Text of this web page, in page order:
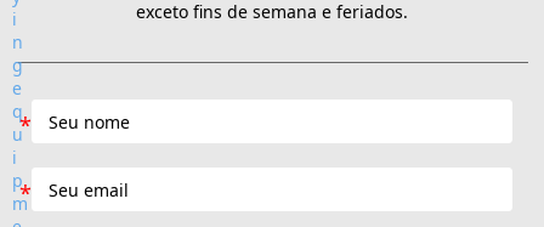
exceto fins de semana e feriados.